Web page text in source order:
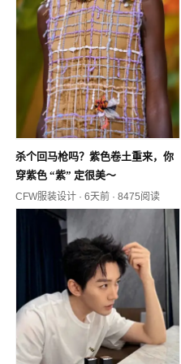
杀个回马枪吗？紫色卷土重来，你
穿紫色 “紫” 定很美～
CFW服装设计 ·6天前 ·8475阅读